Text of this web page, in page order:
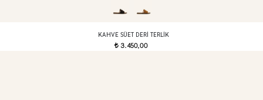
KAHVE SÜET DERI TERLIK
t3.450,00